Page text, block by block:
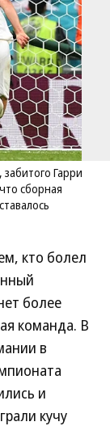
Гарри
сборная
кто болел
более
команда. В
в
и
кучу